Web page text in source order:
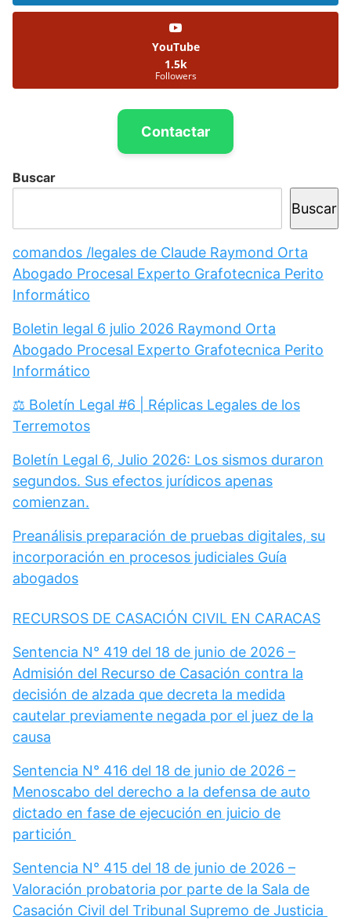
YouTube
1.5k
Followers
Contactar
Buscar
Buscar
comandos /legales de Claude Raymond Orta
Abogado Procesal Experto Grafotecnica Perito
Informático
Boletin legal 6 julio 2026 Raymond Orta
Abogado Procesal Experto Grafotecnica Perito
Informático
⚖️ Boletín Legal #6 | Réplicas Legales de los
Terremotos
Boletín Legal 6, Julio 2026: Los sismos duraron
segundos. Sus efectos jurídicos apenas
comienzan.
Preanálisis preparación de pruebas digitales, su
incorporación en procesos judiciales Guía
abogados
RECURSOS DE CASACIÓN CIVIL EN CARACAS
Sentencia N° 419 del 18 de junio de 2026 –
Admisión del Recurso de Casación contra la
decisión de alzada que decreta la medida
cautelar previamente negada por el juez de la
causa
Sentencia N° 416 del 18 de junio de 2026 –
Menoscabo del derecho a la defensa de auto
dictado en fase de ejecución en juicio de
partición
Sentencia N° 415 del 18 de junio de 2026 –
Valoración probatoria por parte de la Sala de
Casación Civil del Tribunal Supremo de Justicia